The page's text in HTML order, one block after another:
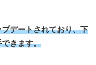
デートされており、下
きます。